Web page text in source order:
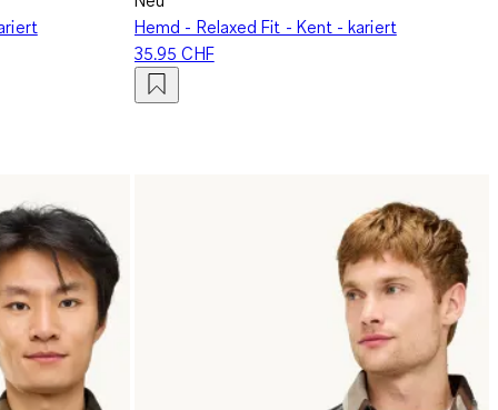
Hemd - Relaxed Fit - Kent - kariert
35.95 CHF